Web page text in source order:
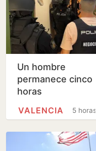
Un hombre
permanece cinco
horas
un piso de
5 horas
VALENCIA